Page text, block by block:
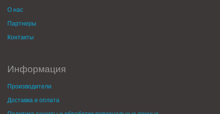
О нас
Партнеры
Контакты
Информация
Производители
Доставка и оплата